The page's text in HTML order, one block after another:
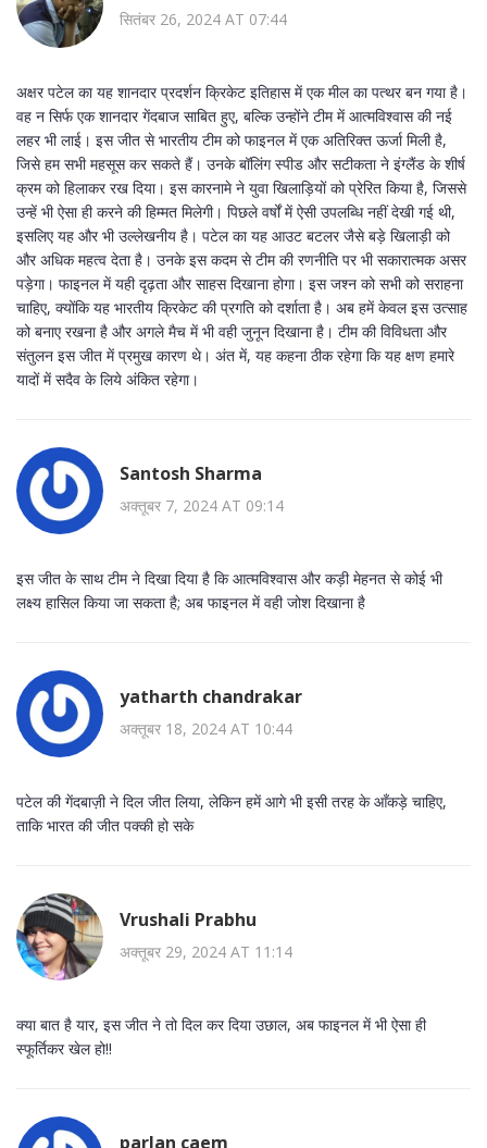
सितंबर 26, 2024 AT 07:44
अक्षर पटेल का यह शानदार प्रदर्शन क्रिकेट इतिहास में एक मील का पत्थर बन गया है।
वह न सिर्फ एक शानदार गेंदबाज साबित हुए, बल्कि उन्होंने टीम में आत्मविश्वास की नई
लहर भी लाई। इस जीत से भारतीय टीम को फाइनल में एक अतिरिक्त ऊर्जा मिली है,
जिसे हम सभी महसूस कर सकते हैं। उनके बॉलिंग स्पीड और सटीकता ने इंग्लैंड के शीर्ष
क्रम को हिलाकर रख दिया। इस कारनामे ने युवा खिलाड़ियों को प्रेरित किया है, जिससे
उन्हें भी ऐसा ही करने की हिम्मत मिलेगी। पिछले वर्षों में ऐसी उपलब्धि नहीं देखी गई थी,
इसलिए यह और भी उल्लेखनीय है। पटेल का यह आउट बटलर जैसे बड़े खिलाड़ी को
और अधिक महत्व देता है। उनके इस कदम से टीम की रणनीति पर भी सकारात्मक असर
पड़ेगा। फाइनल में यही दृढ़ता और साहस दिखाना होगा। इस जश्न को सभी को सराहना
चाहिए, क्योंकि यह भारतीय क्रिकेट की प्रगति को दर्शाता है। अब हमें केवल इस उत्साह
को बनाए रखना है और अगले मैच में भी वही जुनून दिखाना है। टीम की विविधता और
संतुलन इस जीत में प्रमुख कारण थे। अंत में, यह कहना ठीक रहेगा कि यह क्षण हमारे
यादों में सदैव के लिये अंकित रहेगा।
Santosh Sharma
अक्तूबर 7, 2024 AT 09:14
इस जीत के साथ टीम ने दिखा दिया है कि आत्मविश्वास और कड़ी मेहनत से कोई भी
लक्ष्य हासिल किया जा सकता है; अब फाइनल में वही जोश दिखाना है
yatharth chandrakar
अक्तूबर 18, 2024 AT 10:44
पटेल की गेंदबाज़ी ने दिल जीत लिया, लेकिन हमें आगे भी इसी तरह के आँकड़े चाहिए,
ताकि भारत की जीत पक्की हो सके
Vrushali Prabhu
अक्तूबर 29, 2024 AT 11:14
क्या बात है यार, इस जीत ने तो दिल कर दिया उछाल, अब फाइनल में भी ऐसा ही
स्फूर्तिकर खेल हो!!
parlan caem